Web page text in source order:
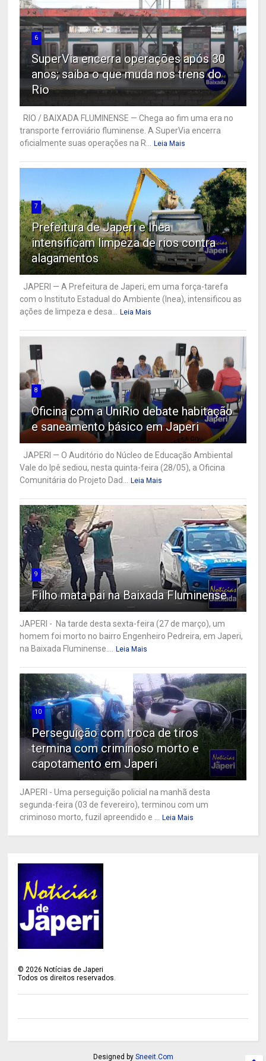
6
SuperVia encerra operações após 30
anos; saiba o que muda nos trens do
Rio
RIO / BAIXADA FLUMINENSE — Chega ao fim uma era no
transporte ferroviário fluminense. A SuperVia encerra
oficialmente suas operações na R...
Leia Mais
7
Prefeitura de Japeri e Inea
intensificam limpeza de rios contra
alagamentos
JAPERI — A Prefeitura de Japeri, em uma força-tarefa
com o Instituto Estadual do Ambiente (Inea), intensificou as
ações de limpeza e desa...
Leia Mais
8
Oficina com a UniRio debate habitação
e saneamento básico em Japeri
JAPERI — O Auditório do Núcleo de Educação Ambiental
Vale do Ipê sediou, nesta quinta-feira (28/05), a Oficina
Comunitária do Projeto Dad...
Leia Mais
9
Filho mata pai na Baixada Fluminense
JAPERI - Na tarde desta sexta-feira (27 de março), um
homem foi morto no bairro Engenheiro Pedreira, em Japeri,
na Baixada Fluminense....
Leia Mais
10
Perseguição com troca de tiros
termina com criminoso morto e
capotamento em Japeri
JAPERI - Uma perseguição policial na manhã desta
segunda-feira (03 de fevereiro), terminou com um
criminoso morto, fuzil apreendido e ...
Leia Mais
©2026 Notícias de Japeri
Todos os direitos reservados.
Designed by Sneeit.Com